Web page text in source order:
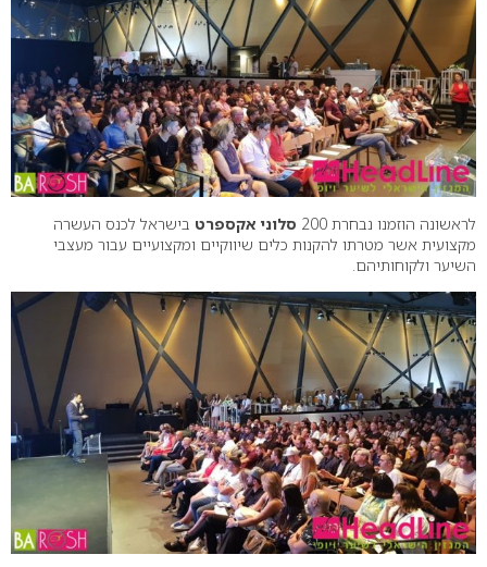
לראשונה הוזמנו נבחרת 200 סלוני אקספרט בישראל לכנס העשרה
מקצועית אשר מטרתו להקנות כלים שיווקיים ומקצועיים עבור מעצבי
השיער ולקוחותיהם.